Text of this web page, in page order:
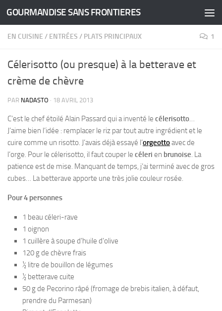
Skip to content
GOURMANDISE SANS FRONTIERES
EN CUISINE / ENTRÉES / PLATS PRINCIPAUX 1
Célerisotto (ou presque) à la betterave et
crème de chèvre
PAR NADASTO · 18 AVRIL 2013
C’est le chef étoilé Alain Passard qui a inventé le célerisotto…
J’aime bien l’idée : remplacer le riz par tout autre ingrédient et le
cuire comme un risotto. J’avais déjà essayé l’orgeottoavec de
l’orge. Pour le célerisotto, il faut couper le céleri en brunoise. La
patience est de mise. Manquant de temps, j’ai terminé avec de gros
cubes… La betterave apporte une très jolie couleur rosée.
Pour 4 personnes
1 beau céleri-rave
1 oignon
1 cuillère à soupe d’huile d’olive
120 g de chèvre frais
½ litre de bouillon de légumes
½ betterave cuite
50 g de Pecorino râpé (fromage de brebis italien, à défaut,
prendre du Parmesan)